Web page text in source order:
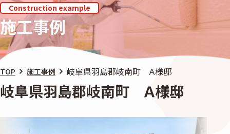
施工事例
TOP 施工事例 岐阜県羽島郡岐南町 Ａ様邸
岐阜県羽島郡岐南町 Ａ様邸